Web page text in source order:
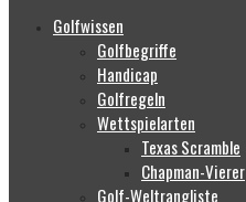
Golfwissen
Golfbegriffe
Handicap
Golfregeln
Wettspielarten
Texas Scramble
Chapman-Vierer
Golf-Weltrangliste